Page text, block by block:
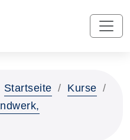
Startseite
Kurse